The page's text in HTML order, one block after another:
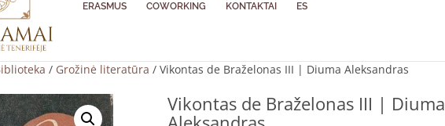
ERASMUS COWORKING KONTAKTAI ES
/ Grožinė literatūra / Vikontas de Braželonas III | Diuma Aleksandras
Vikontas de Braželonas III | Diuma